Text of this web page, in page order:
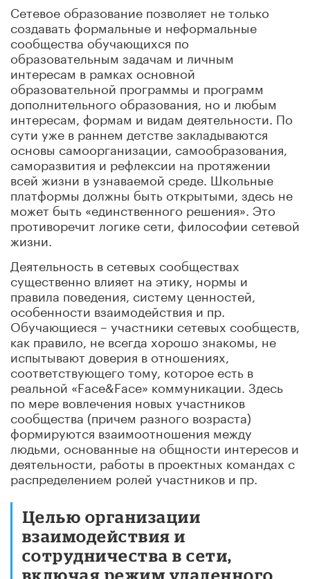
Сетевое образование позволяет не только
создавать формальные и неформальные
сообщества обучающихся по
образовательным задачам и личным
интересам в рамках основной
образовательной программы и программ
дополнительного образования, но и любым
интересам, формам и видам деятельности. По
сути уже в раннем детстве закладываются
основы самоорганизации, самообразования,
саморазвития и рефлексии на протяжении
всей жизни в узнаваемой среде. Школьные
платформы должны быть открытыми, здесь не
может быть «единственного решения». Это
противоречит логике сети, философии сетевой
жизни.
Деятельность в сетевых сообществах
существенно влияет на этику, нормы и
правила поведения, систему ценностей,
особенности взаимодействия и пр.
Обучающиеся – участники сетевых сообществ,
как правило, не всегда хорошо знакомы, не
испытывают доверия в отношениях,
соответствующего тому, которое есть в
реальной «Face&Face» коммуникации. Здесь
по мере вовлечения новых участников
сообщества (причем разного возраста)
формируются взаимоотношения между
людьми, основанные на общности интересов и
деятельности, работы в проектных командах с
распределением ролей участников и пр.
Целью организации
взаимодействия и
сотрудничества в сети,
включая режим удаленного